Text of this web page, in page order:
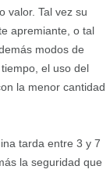
valor. Tal vez su
apremiante, o tal
modos de
el uso del
la menor cantidad
tarda entre 3 y 7
la seguridad que